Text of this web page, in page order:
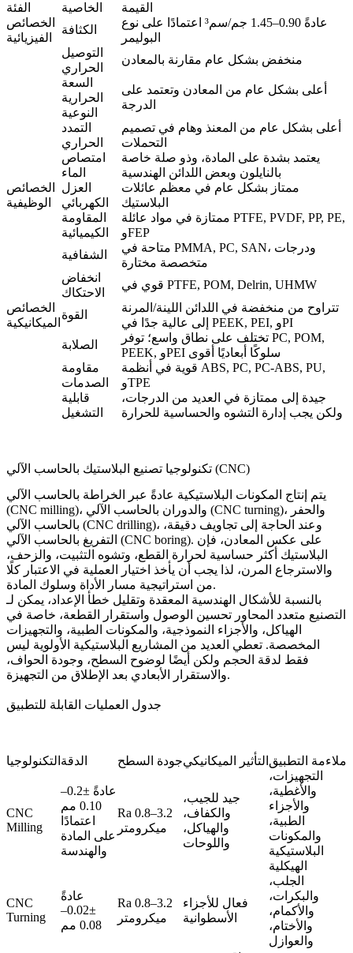
الفئة الخاصية
القيمة
الخصائص
الفيزيائية
الكثافة
عادةً 0.90–1.45 جم/سم³ اعتمادًا على نوع
البوليمر
التوصيل
الحراري
منخفض بشكل عام مقارنة بالمعادن
السعة
الحرارية
النوعية
أعلى بشكل عام من المعادن وتعتمد على
الدرجة
التمدد
الحراري
أعلى بشكل عام من المعنذ وهام في تصميم
التحملات
امتصاص
الماء
يعتمد بشدة على المادة، وذو صلة خاصة
بالنايلون وبعض اللدائن الهندسية
الخصائص
الوظيفية
العزل
الكهربائي
ممتاز بشكل عام في معظم عائلات
البلاستيك
المقاومة
الكيميائية
ممتازة في مواد عائلة PTFE, PVDF, PP, PE,
وFEP
الشفافية
متاحة في PMMA, PC, SAN، ودرجات
متخصصة مختارة
انخفاض
الاحتكاك
قوي في PTFE, POM, Delrin, UHMW
الخصائص
الميكانيكية
القوة
تتراوح من منخفضة في اللدائن اللينة/المرنة
إلى عالية جدًا في PEEK, PEI, وPI
الصلابة
تختلف على نطاق واسع؛ توفر PC, POM,
PEEK, وPEI سلوكًا أبعاديًا أقوى
مقاومة
الصدمات
قوية في أنظمة ABS, PC, PC-ABS, PU,
وTPE
قابلية
التشغيل
جيدة إلى ممتازة في العديد من الدرجات،
ولكن يجب إدارة التشوه والحساسية للحرارة
تكنولوجيا تصنيع البلاستيك بالحاسب الآلي (CNC)
يتم إنتاج المكونات البلاستيكية عادةً عبر
الخراطة بالحاسب الآلي
(CNC milling)
، و الدوران بالحاسب الآلي (CNC turning) ، و الحفر
بالحاسب الآلي (CNC drilling) ، وعند الحاجة إلى تجاويف دقيقة،
التفريغ بالحاسب الآلي (CNC boring). على عكس المعادن، فإن
البلاستيك أكثر حساسية لحرارة القطع، وتشوه التثبيت، والزحف،
والاسترجاع المرن، لذا يجب أن يأخذ اختيار العملية في الاعتبار كلًا
من استراتيجية مسار الأداة وسلوك المادة.
بالنسبة للأشكال الهندسية المعقدة وتقليل خطأ الإعداد، يمكن لـ
التصنيع متعدد المحاور تحسين الوصول واستقرار القطعة، خاصة في
الهياكل، والأجزاء النموذجية، والمكونات الطبية، والتجهيزات
المخصصة. تعطي العديد من المشاريع البلاستيكية الأولوية ليس
فقط لدقة الحجم ولكن أيضًا لوضوح السطح، وجودة الحواف،
والاستقرار الأبعادي بعد الإطلاق من التجهيزة.
جدول العمليات القابلة للتطبيق
التكنولوجيا الدقة جودة السطحالتأثير الميكانيكي ملاءمة التطبيق
CNC
Milling
عادةً ±0.2–
0.10 مم
اعتمادًا
على المادة
والهندسة
Ra 0.8–3.2
ميكرومتر
جيد للجيب،
والكفاف،
والهياكل،
واللوحات
التجهيزات،
والأغطية،
والأجزاء
الطبية،
والمكونات
البلاستيكية
الهيكلية
CNC
Turning
عادةً
±0.02–
0.08 مم
Ra 0.8–3.2
ميكرومتر
فعال للأجزاء
الأسطوانية
الجلب،
والبكرات،
والأكمام،
والأختام،
والعوازل